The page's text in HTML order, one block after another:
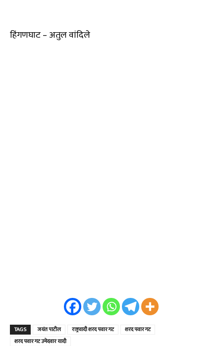
हिंगणघाट – अतुल वांदिले
TAGS जयंत पाटील राष्ट्रवादी शरद पवार गट
शरद पवार गट
शरद पवार गट उमेदवार यादी